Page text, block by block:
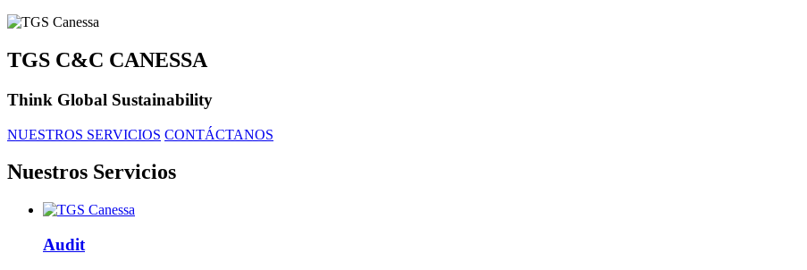
TGS C&C CANESSA
Think Global Sustainability
NUESTROS SERVICIOS CONTÁCTANOS
Nuestros Servicios
Audit